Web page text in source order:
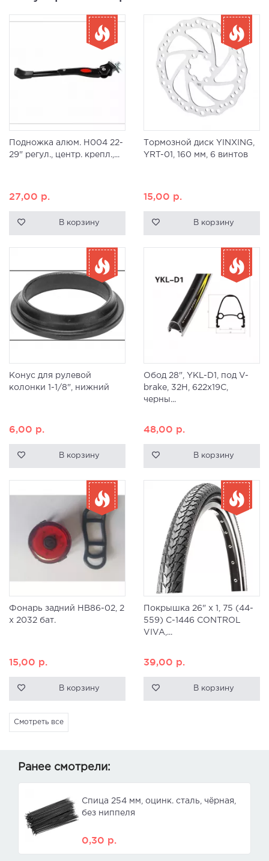
Подножка алюм. H004 22-
29" регул., центр. крепл.,...
27,00 р.
В корзину
Тормозной диск YINXING,
YRT-01, 160 мм, 6 винтов
15,00 р.
В корзину
Конус для рулевой
колонки 1-1/8", нижний
6,00 р.
В корзину
Обод 28", YKL-D1, под V-
brake, 32H, 622x19С,
черны...
48,00 р.
В корзину
Фонарь задний HB86-02, 2
x 2032 бат.
15,00 р.
В корзину
Покрышка 26" x 1, 75 (44-
559) C-1446 CONTROL
VIVA,...
39,00 р.
В корзину
Смотреть все
Ранее смотрели:
Спица 254 мм, оцинк. сталь, чёрная,
без ниппеля
0,30 р.